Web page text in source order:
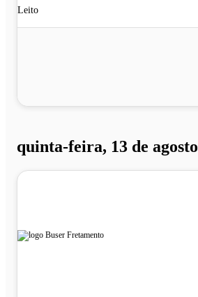
Leito
quinta-feira, 13 de agosto